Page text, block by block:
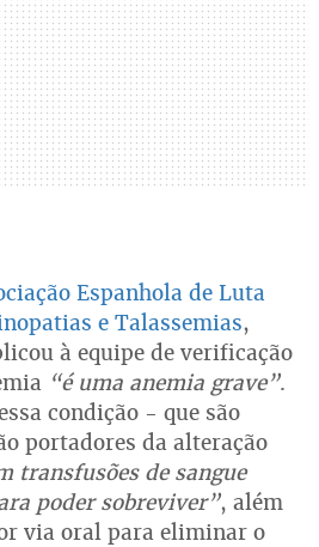
Espanhola de Luta
e Talassemias,
à equipe de verificação
“é uma anemia grave”.
condição - que são
portadores da alteração
transfusões de sangue
poder sobreviver”, além
via oral para eliminar o